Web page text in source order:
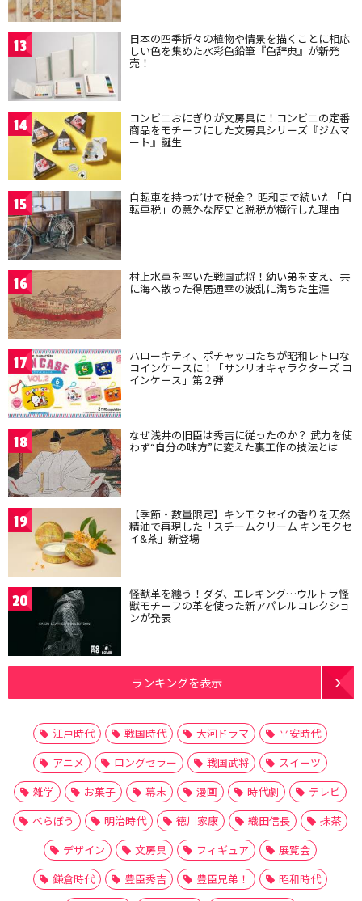
13 日本の四季折々の植物や情景を描くことに相応
しい色を集めた水彩色鉛筆『色辞典』が新発
売！
14 コンビニおにぎりが文房具に！コンビニの定番
商品をモチーフにした文房具シリーズ『ジムマ
ート』誕生
15 自転車を持つだけで税金？ 昭和まで続いた「自
転車税」の意外な歴史と脱税が横行した理由
16 村上水軍を率いた戦国武将！幼い弟を支え、共
に海へ散った得居通幸の波乱に満ちた生涯
17 ハローキティ、ポチャッコたちが昭和レトロな
コインケースに！「サンリオキャラクターズ コ
インケース」第２弾
18 なぜ浅井の旧臣は秀吉に従ったのか？ 武力を使
わず“自分の味方”に変えた裏工作の技法とは
19 【季節・数量限定】キンモクセイの香りを天然
精油で再現した「スチームクリーム キンモクセ
イ&茶」新登場
20 怪獣革を纏う！ダダ、エレキング…ウルトラ怪
獣モチーフの革を使った新アパレルコレクショ
ンが発表
ランキングを表示
江戸時代 戦国時代 大河ドラマ
平安時代
アニメ
ロングセラー 戦国武将
スイーツ
雑学
お菓子 幕末 漫画 時代劇
テレビ
べらぼう
明治時代 徳川家康 織田信長
抹茶
デザイン
文房具 フィギュア
展覧会
鎌倉時代
豊臣秀吉 豊臣兄弟！
昭和時代